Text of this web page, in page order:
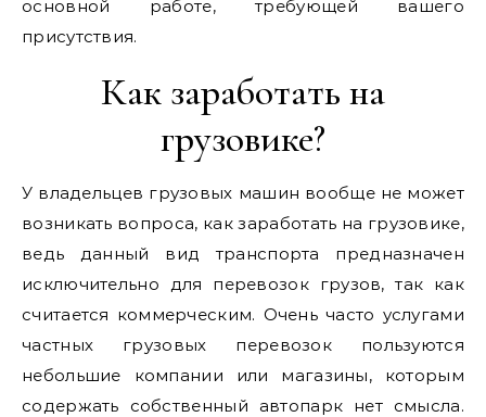
основной работе, требующей вашего
присутствия.
Как заработать на
грузовике?
У владельцев грузовых машин вообще не может
возникать вопроса, как заработать на грузовике,
ведь данный вид транспорта предназначен
исключительно для перевозок грузов, так как
считается коммерческим. Очень часто услугами
частных грузовых перевозок пользуются
небольшие компании или магазины, которым
содержать собственный автопарк нет смысла.